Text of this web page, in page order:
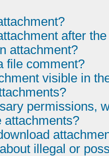
after
attachment?
file comment?
visible in
permissions,
attachments?
illegal or